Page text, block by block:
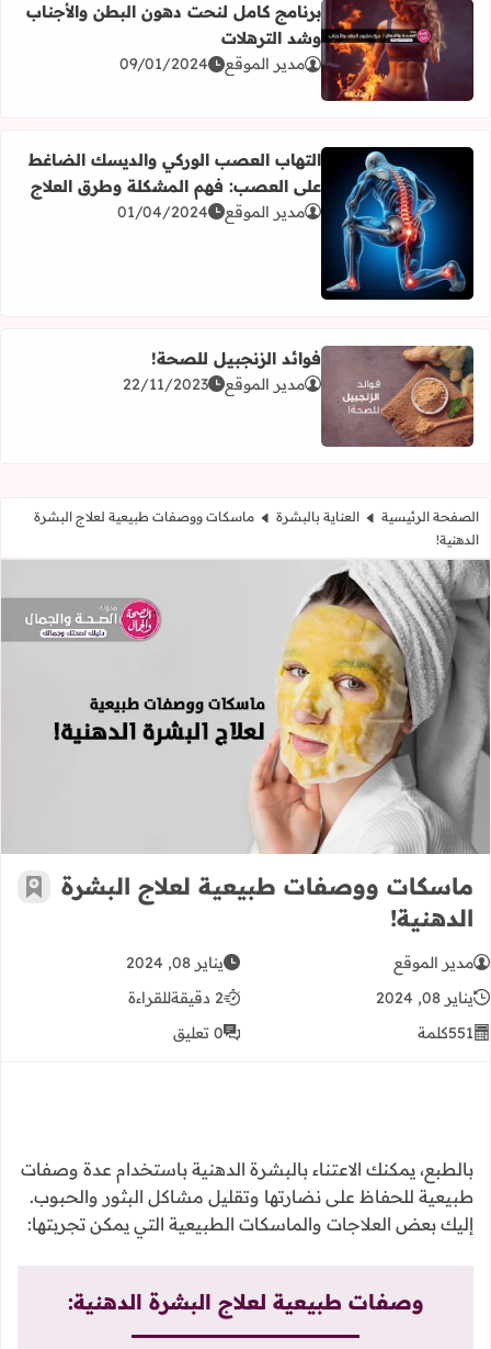
اقرأ المزيد عن برنامج كامل لنحت دهون البطن والأجناب وشد
برنامج كامل لنحت دهون البطن والأجناب
وشد الترهلات
مدير الموقع 09/01/2024
اقرأ المزيد عن التهاب العصب الوركي والديسك الضاغط
التهاب العصب الوركي والديسك الضاغط
على العصب: فهم المشكلة وطرق العلاج
مدير الموقع 01/04/2024
اقرأ المزيد عن فوائد الزنجبيل للصحة!
فوائد الزنجبيل للصحة!
مدير الموقع 22/11/2023
الصفحة الرئيسية العناية بالبشرة
ماسكات ووصفات طبيعية لعلاج البشرة
الدهنية!
ماسكات ووصفات طبيعية لعلاج
ماسكات ووصفات طبيعية لعلاج البشرة
الدهنية!
أضف
مدير الموقع
يناير 08, 2024
يناير 08, 2024
2 دقيقة
للقراءة
551كلمة 0 تعليق
بالطبع، يمكنك الاعتناء بالبشرة الدهنية باستخدام عدة وصفات
طبيعية للحفاظ على نضارتها وتقليل مشاكل البثور والحبوب.
إليك بعض العلاجات والماسكات الطبيعية التي يمكن تجربتها:
وصفات طبيعية لعلاج البشرة الدهنية: